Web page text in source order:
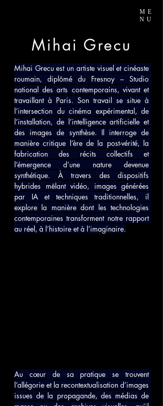
ME
NU
Mihai Grecu
Mihai Grecu est un artiste visuel et cinéaste
roumain, diplômé du Fresnoy – Studio
national des arts contemporains, vivant et
travaillant à Paris. Son travail se situe à
l’intersection du cinéma expérimental, de
l’installation, de l’intelligence artificielle et
des images de synthèse. Il interroge de
manière critique l’ère de la post-vérité, la
fabrication des récits collectifs et
l’émergence d’une nature devenue
synthétique. À travers des dispositifs
hybrides mêlant vidéo, images générées
par IA et techniques traditionnelles, il
explore la manière dont les technologies
contemporaines transforment notre rapport
au réel, à l’histoire et à l’imaginaire.
Au cœur de sa pratique se trouvent
l’allégorie et la recontextualisation d’images
issues de la propagande, des médias de